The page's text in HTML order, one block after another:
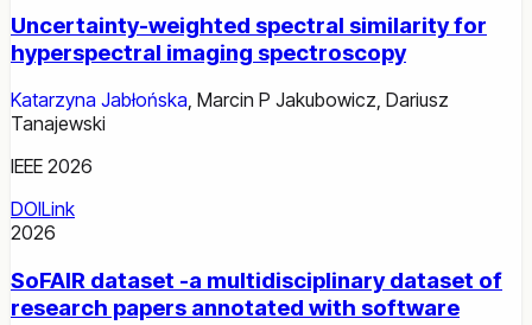
Uncertainty-weighted spectral similarity for
hyperspectral imaging spectroscopy
Katarzyna Jabłońska, Marcin P Jakubowicz, Dariusz
Tanajewski
IEEE 2026
DOILink
2026
SoFAIR dataset -a multidisciplinary dataset of
research papers annotated with software